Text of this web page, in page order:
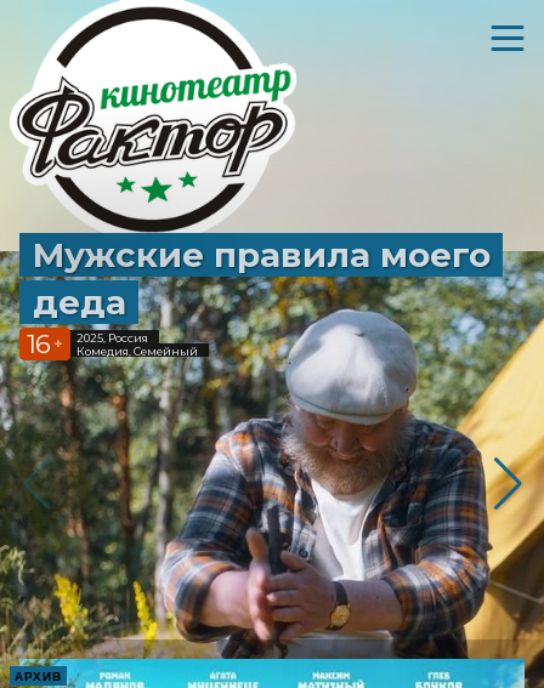
Мужские правила моего
деда
16 +
2025, Россия
Комедия, Семейный
АРХИВ